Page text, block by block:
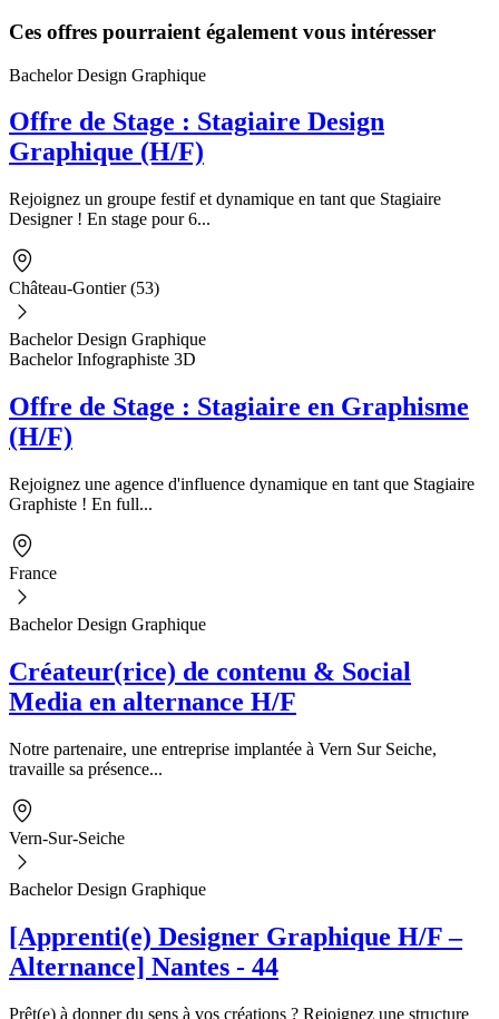
Ces offres pourraient également vous intéresser
Bachelor Design Graphique
Offre de Stage : Stagiaire Design
Graphique (H/F)
Rejoignez un groupe festif et dynamique en tant que Stagiaire
Designer ! En stage pour 6...
Château-Gontier (53)
Bachelor Design Graphique
Bachelor Infographiste 3D
Offre de Stage : Stagiaire en Graphisme
(H/F)
Rejoignez une agence d'influence dynamique en tant que Stagiaire
Graphiste ! En full...
France
Bachelor Design Graphique
Créateur(rice) de contenu & Social
Media en alternance H/F
Notre partenaire, une entreprise implantée à Vern Sur Seiche,
travaille sa présence...
Vern-Sur-Seiche
Bachelor Design Graphique
[Apprenti(e) Designer Graphique H/F –
Alternance] Nantes - 44
Prêt(e) à donner du sens à vos créations ? Rejoignez une structure